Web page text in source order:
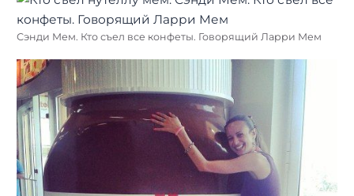
Сэнди Мем. Кто съел все конфеты. Говорящий Ларри Мем